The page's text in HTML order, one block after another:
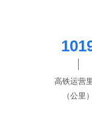
高铁运营
（公里）